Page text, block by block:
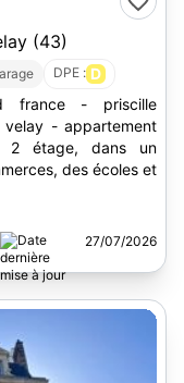
(43)
DPE : D
france - priscille
- appartement
un
des écoles et
27/07/2026